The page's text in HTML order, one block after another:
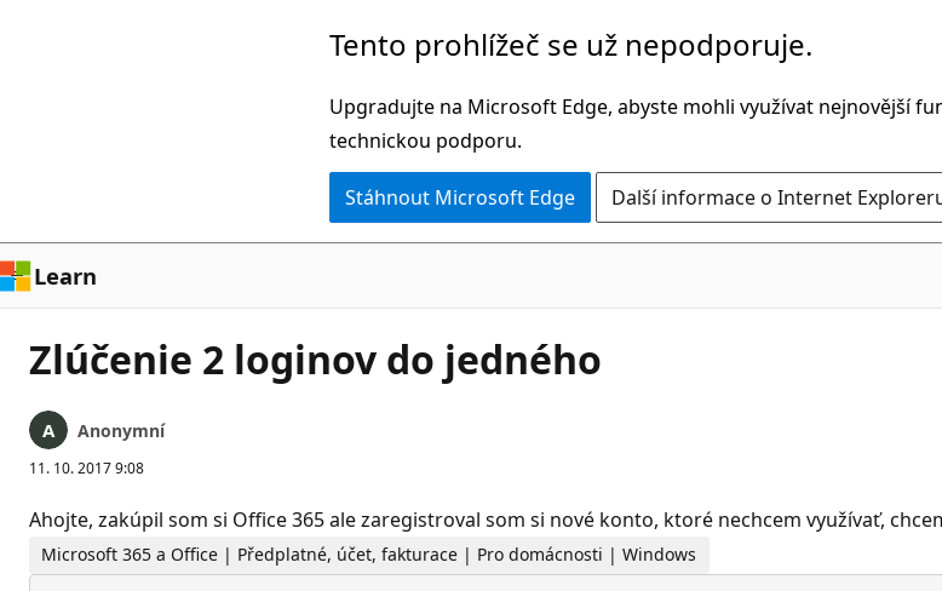
Tento prohlížeč se už nepodporuje.
Upgradujte na Microsoft Edge, abyste mohli využívat nejnovější
technickou podporu.
Stáhnout Microsoft Edge Další informace o Internet
Learn
Zlúčenie 2 loginov do jedného
Anonymní
11. 10. 2017 9:08
Ahojte, zakúpil som si Office 365 ale zaregistroval som si nové konto, ktoré nechcem využívať,
Microsoft 365 a Office | Předplatné, účet, fakturace | Pro domácnosti | Windows